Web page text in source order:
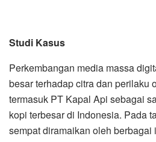
Studi Kasus
Perkembangan media massa
besar terhadap citra dan perilaku
termasuk PT Kapal Api sebagai
kopi terbesar di Indonesia. Pada
sempat diramaikan oleh berbagai